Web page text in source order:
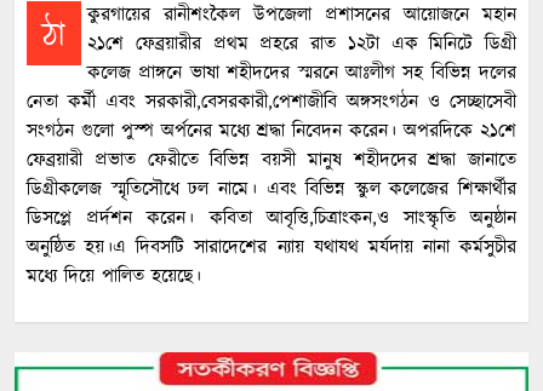
ঠা
কুরগায়ের রানীশংকৈল উপজেলা প্রশাসনের আয়োজনে মহান
২১শে ফেব্রয়ারীর প্রথম প্রহরে রাত ১২টা এক মিনিটে ডিগ্রী
কলেজ প্রাঙ্গনে ভাষা শহীদদের স্মরনে আঃলীগ সহ বিভিন্ন দলের
নেতা কর্মী এবং সরকারী,বেসরকারী,পেশাজীবি অঙ্গসংগঠন ও সেচ্ছাসেবী
সংগঠন গুলো পুস্প অর্পনের মধ‍্যে শ্রদ্ধা নিবেদন করেন। অপরদিকে ২১শে
ফেব্রয়ারী প্রভাত ফেরীতে বিভিন্ন বয়সী মানুষ শহীদদের শ্রদ্ধা জানাতে
ডিগ্রীকলেজ স্মৃতিসৌধে ঢল নামে। এবং বিভিন্ন স্কুল কলেজের শিক্ষার্থীর
ডিসপ্লে প্রর্দশন করেন। কবিতা আবৃত্তি,চিত্রাংকন,ও সাংস্কৃতি অনুষ্ঠান
অনুষ্ঠিত হয়।এ দিবসটি সারাদেশের ন‍্যায় যথাযথ মর্যদায় নানা কর্মসুচীর
মধ‍্যে দিয়ে পালিত হয়েছে।